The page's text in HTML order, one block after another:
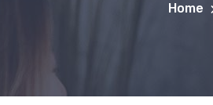
Home